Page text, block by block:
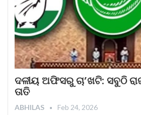
ଦଳୀୟ ଅଫିସରୁ ଚା’ଖଟି: ସବୁଠି
ତାତି
ABHILAS Feb 24, 2026